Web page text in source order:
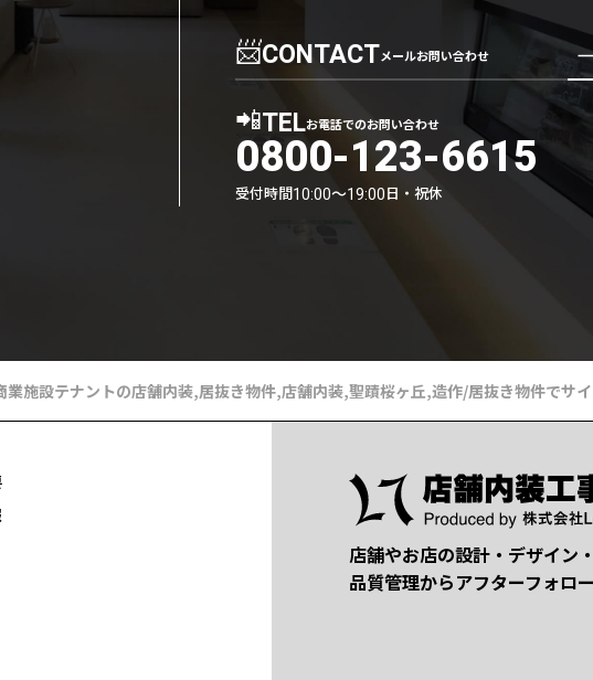
📨CONTACTメールお問い合わせ
📲TELお電話でのお問い合わせ
0800-123-6615
受付時間10:00〜19:00日・祝休
業施設テナントの店舗内装,居抜き物件,店舗内装,聖蹟桜ヶ丘,造作/
店舗やお店の設計・デザイン
品質管理からアフターフォロ